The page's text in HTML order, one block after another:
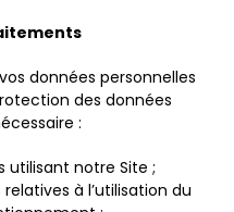
données personnelles
des données
:
utilisant notre Site ;
à l’utilisation du